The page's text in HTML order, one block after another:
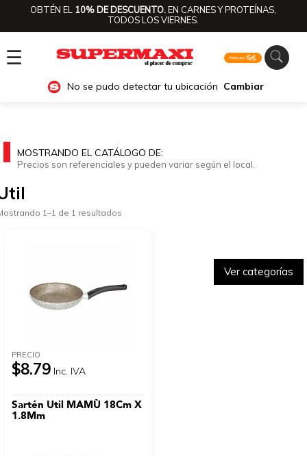
OBTÉN EL 10% DE DESCUENTO.EN CARNES Y PROTEÍNAS,
TODOS LOS VIERNES.
☰
No se pudo detectar tu ubicación Cambiar
Ver categorías
MOSTRANDO EL CATÁLOGO DE:
Precios son referenciales y pueden variar según el local.
1–1 de 1 resultados
PRECIO
$8.79 Inc. IVA
Sartén Util MAMÙ 18Cm X
1.8Mm